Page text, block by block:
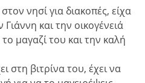
νησί για διακοπές, είχα
και την οικογένειά
μαγαζί του και την καλή
στη βιτρίνα του, έχει να